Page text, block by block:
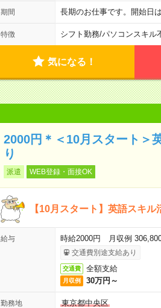
期間 長期のお仕事です。開始日
特徴 シフト勤務/パソコンスキル
気になる！
2000円＊＜10月スタート＞
り
派遣 WEB登録・面接OK
【10月スタート】英語スキ
給与 時給2000円 月収例
交通費別途支給あり
交通費 全額支給
月収例 30万円～
勤務地
東京都中央区